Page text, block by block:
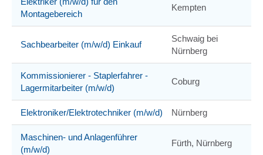
Montagebereich
Kempten
Sachbearbeiter (m/w/d) Einkauf
Schwaig bei
Nürnberg
Kommissionierer - Staplerfahrer -
Lagermitarbeiter (m/w/d)
Coburg
Elektroniker/Elektrotechniker (m/w/d) Nürnberg
Maschinen- und Anlagenführer
(m/w/d)
Fürth, Nürnberg